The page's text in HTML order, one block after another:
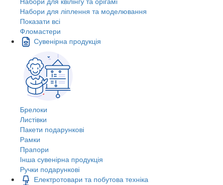
Набори для ліплення та моделювання
Показати всі
Фломастери
Сувенірна продукція
Брелоки
Листівки
Пакети подарункові
Рамки
Прапори
Інша сувенірна продукція
Ручки подарункові
Електротовари та побутова техніка